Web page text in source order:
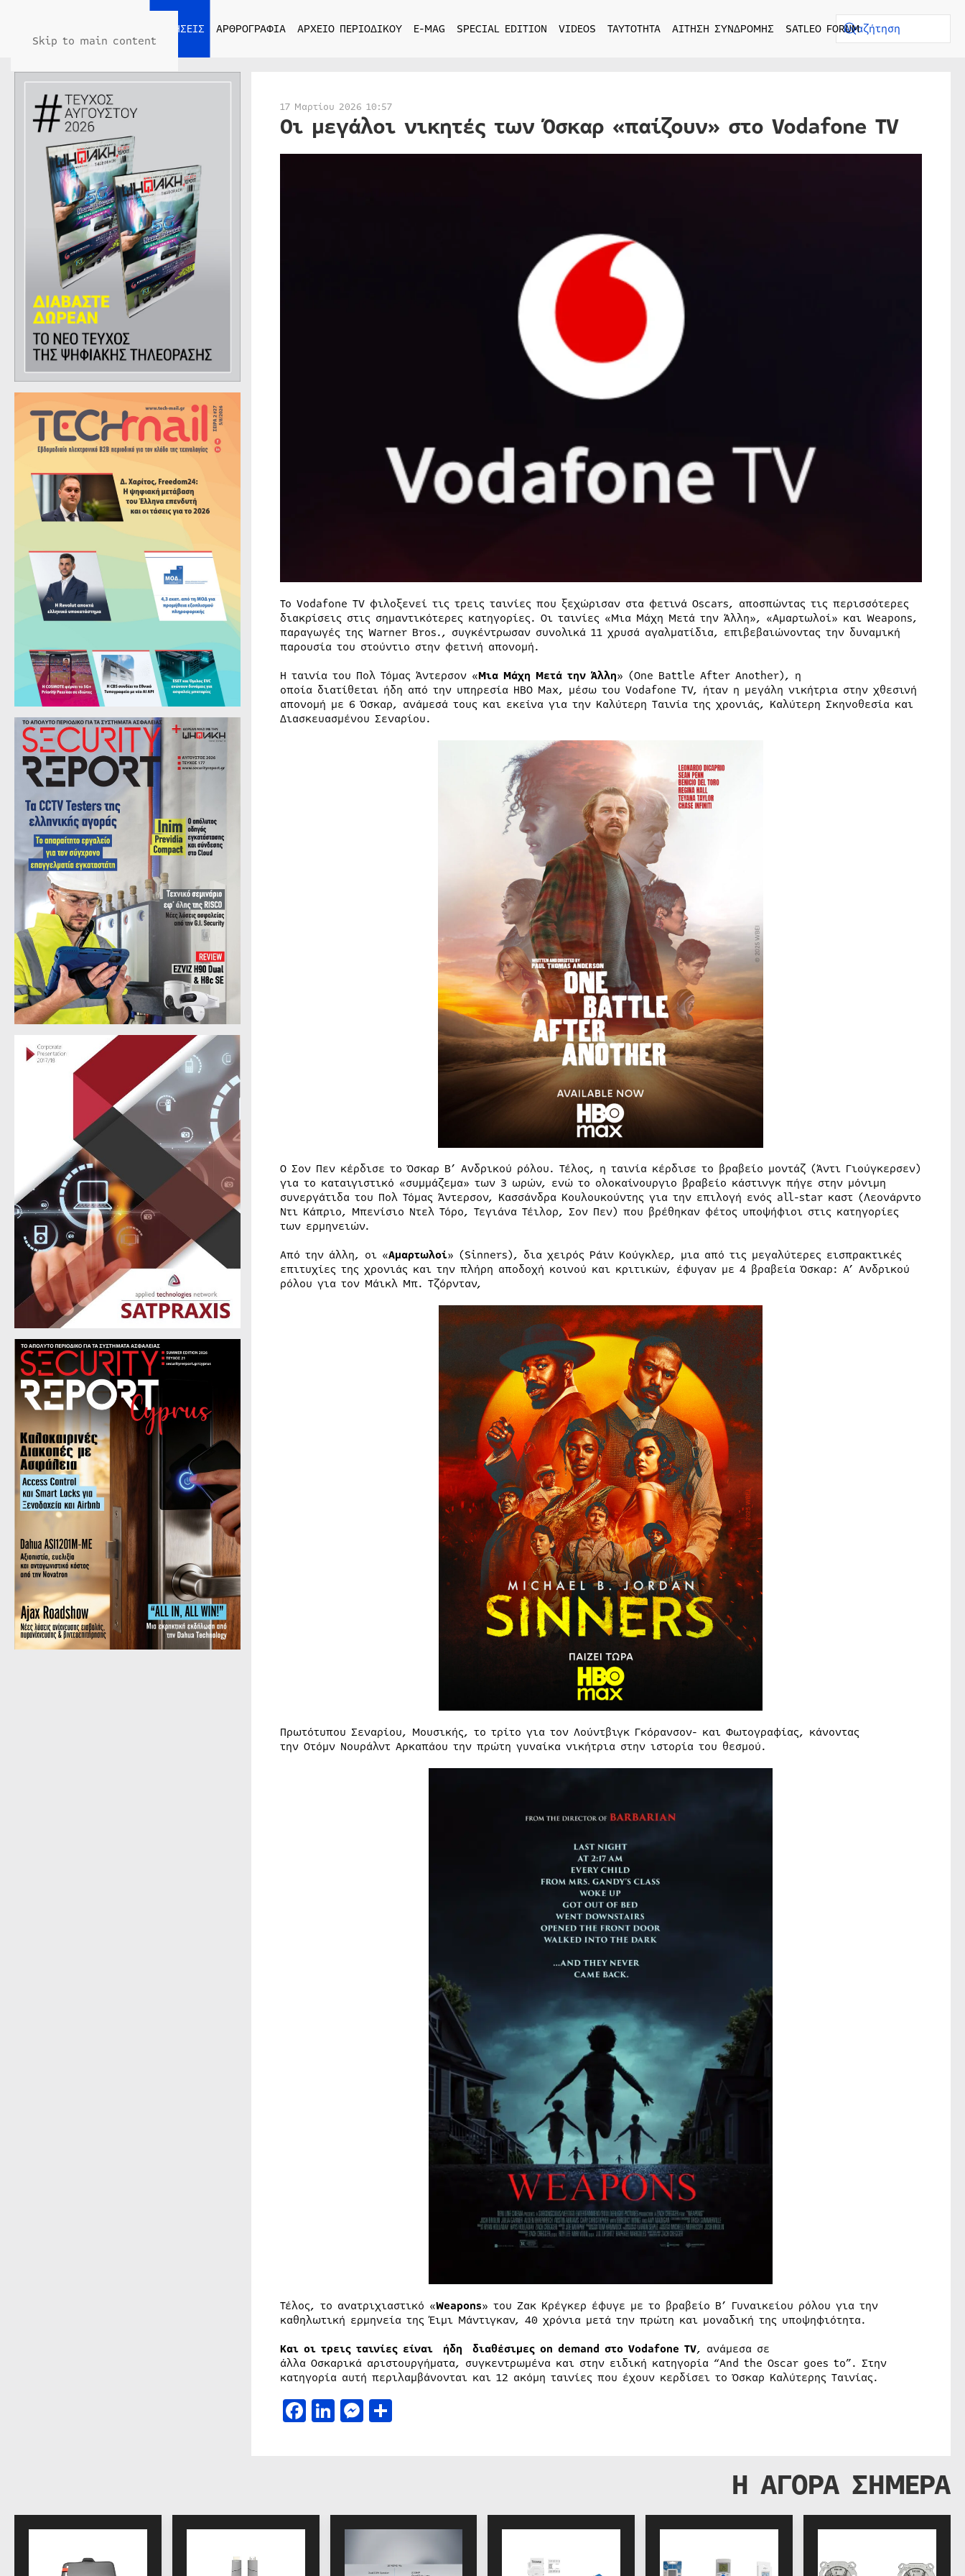
Skip to main content
ΕΙΔΗΣΕΙΣ ΑΡΘΡΟΓΡΑΦΙΑ ΑΡΧΕΙΟ ΠΕΡΙΟΔΙΚΟΥ E-MAG SPECIAL EDITION VIDEOS ΤΑΥΤΟΤΗΤΑ ΑΙΤΗΣΗ ΣΥΝΔΡΟΜΗΣ SATLEO FORUM
17 Μαρτίου 2026 10:57
Οι μεγάλοι νικητές των Όσκαρ «παίζουν» στο Vodafone TV
Το Vodafone TV φιλοξενεί τις τρεις ταινίες που ξεχώρισαν στα φετινά Oscars, αποσπώντας τις περισσότερες
διακρίσεις στις σημαντικότερες κατηγορίες. Οι ταινίες «Μια Μάχη Μετά την Άλλη», «Αμαρτωλοί» και Weapons,
παραγωγές της Warner Bros., συγκέντρωσαν συνολικά 11 χρυσά αγαλματίδια, επιβεβαιώνοντας την δυναμική
παρουσία του στούντιο στην φετινή απονομή.
Η ταινία του Πολ Τόμας Άντερσον «Μια Μάχη Μετά την Άλλη» (One Battle After Another), η
οποία διατίθεται ήδη από την υπηρεσία HBO Max, μέσω του Vodafone TV, ήταν η μεγάλη νικήτρια στην χθεσινή
απονομή με 6 Όσκαρ, ανάμεσά τους και εκείνα για την Καλύτερη Ταινία της χρονιάς, Καλύτερη Σκηνοθεσία και
Διασκευασμένου Σεναρίου.
Ο Σον Πεν κέρδισε το Όσκαρ Β’ Ανδρικού ρόλου. Τέλος, η ταινία κέρδισε το βραβείο μοντάζ (Άντι Γιούγκερσεν)
για το καταιγιστικό «συμμάζεμα» των 3 ωρών, ενώ το ολοκαίνουργιο βραβείο κάστινγκ πήγε στην μόνιμη
συνεργάτιδα του Πολ Τόμας Άντερσον, Κασσάνδρα Κουλουκούντης για την επιλογή ενός all-star καστ (Λεονάρντο
Ντι Κάπριο, Μπενίσιο Ντελ Τόρο, Τεγιάνα Τέιλορ, Σον Πεν) που βρέθηκαν φέτος υποψήφιοι στις κατηγορίες
των ερμηνειών.
Από την άλλη, οι «Αμαρτωλοί» (Sinners), δια χειρός Ράιν Κούγκλερ, μια από τις μεγαλύτερες εισπρακτικές
επιτυχίες της χρονιάς και την πλήρη αποδοχή κοινού και κριτικών, έφυγαν με 4 βραβεία Όσκαρ: Α’ Ανδρικού
ρόλου για τον Μάικλ Μπ. Τζόρνταν,
Πρωτότυπου Σεναρίου, Μουσικής, το τρίτο για τον Λούντβιγκ Γκόρανσον- και Φωτογραφίας, κάνοντας
την Οτόμν Νουράλντ Αρκαπάου την πρώτη γυναίκα νικήτρια στην ιστορία του θεσμού.
Τέλος, το ανατριχιαστικό «Weapons» του Ζακ Κρέγκερ έφυγε με το βραβείο Β’ Γυναικείου ρόλου για την
καθηλωτική ερμηνεία της Έιμι Μάντιγκαν, 40 χρόνια μετά την πρώτη και μοναδική της υποψηφιότητα.
Και οι τρεις ταινίες είναι ήδη διαθέσιμες on demand στο Vodafone TV, ανάμεσα σε
άλλα Οσκαρικά αριστουργήματα, συγκεντρωμένα και στην ειδική κατηγορία “And the Oscar goes to”. Στην
κατηγορία αυτή περιλαμβάνονται και 12 ακόμη ταινίες που έχουν κερδίσει το Όσκαρ Καλύτερης Ταινίας.
Facebook
LinkedIn
Messenger
Μοιραστείτε
Η ΑΓΟΡΑ ΣΗΜΕΡΑ